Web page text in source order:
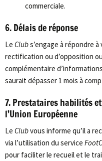
commerciale.
6. Délais de réponse
Le Clubs’engage à répondre
rectification ou d’opposition
complémentaire
saurait dépasser 1 mois à
7. Prestataires habilités
l’Union Européenne
Le Clubvous informe qu’il a
via l’utilisation du service
pour faciliter le recueil et le